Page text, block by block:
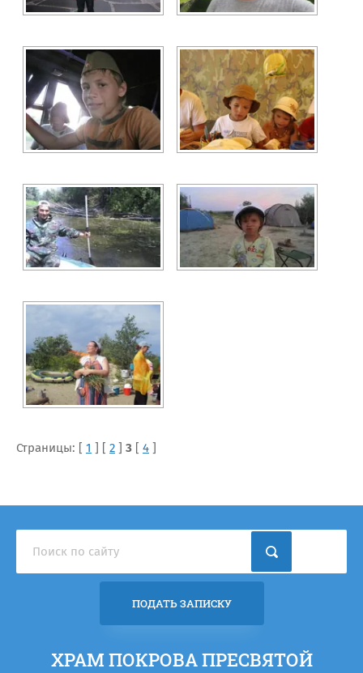
Страницы: [ 1 ] [ 2 ] 3 [ 4 ]
ХРАМ ПОКРОВА ПРЕСВЯТОЙ
ПОДАТЬ ЗАПИСКУ